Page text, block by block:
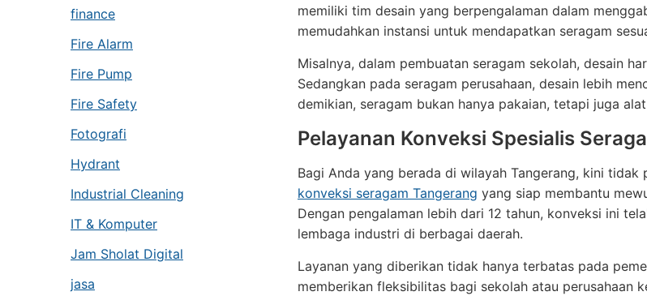
finance
Fire Alarm
Fire Pump
Fire Safety
Fotografi
Hydrant
Industrial Cleaning
IT & Komputer
Jam Sholat Digital
jasa
memiliki tim desain yang berpengalaman dalam
memudahkan instansi untuk mendapatkan seragam
Misalnya, dalam pembuatan seragam sekolah, desain
Sedangkan pada seragam perusahaan, desain lebih
demikian, seragam bukan hanya pakaian, tetapi juga
Pelayanan Konveksi Spesialis
Bagi Anda yang berada di wilayah Tangerang, kini
konveksi seragam Tangerang yang siap membantu
Dengan pengalaman lebih dari 12 tahun, konveksi ini
lembaga industri di berbagai daerah.
Layanan yang diberikan tidak hanya terbatas pada
memberikan fleksibilitas bagi sekolah atau perusahaan